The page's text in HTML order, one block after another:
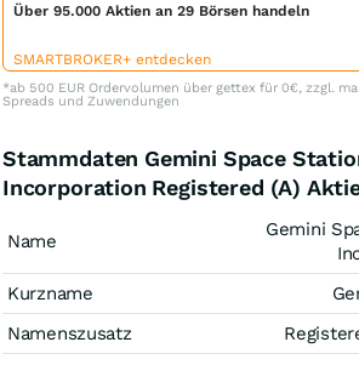
Über 95.000 Aktien an 29 Börsen handeln
SMARTBROKER+ entdecken
*ab 500 EUR Ordervolumen über gettex für 0€, zzgl.
Spreads und Zuwendungen
Stammdaten Gemini Space
Incorporation Registered (A)
Name
Gemini
Kurzname
Namenszusatz